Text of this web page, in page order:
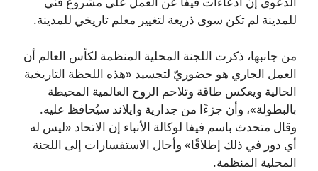
للمدينة لم تكن سوى ذريعة لتغيير معلم تاريخي للمدينة.
من جانبها، ذكرت اللجنة المحلية المنظمة لكأس العالم أن
العمل الجاري هو حضوريّ لتجسيد «هذه اللحظة التاريخية
الحالية ويعكس طاقة وتلاحم الروح العالمية المحيطة
بالبطولة»، وأن جزءًا من جدارية وايلاند سيُحافظ عليه.
وقال متحدث باسم فيفا لوكالة الأنباء إن الاتحاد «ليس له
أي دور في ذلك إطلاقًا» وأحال الاستفسارات إلى اللجنة
المحلية المنظمة.